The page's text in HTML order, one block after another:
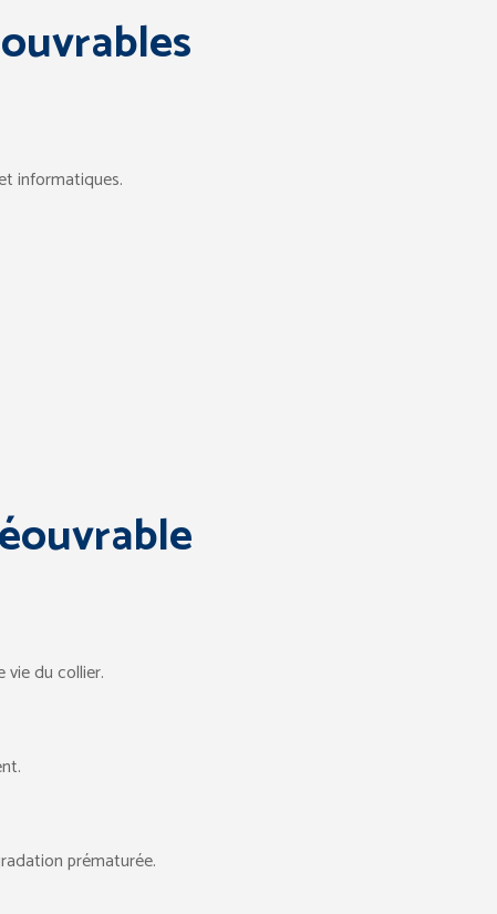
informatiques.
vie du collier.
prématurée.